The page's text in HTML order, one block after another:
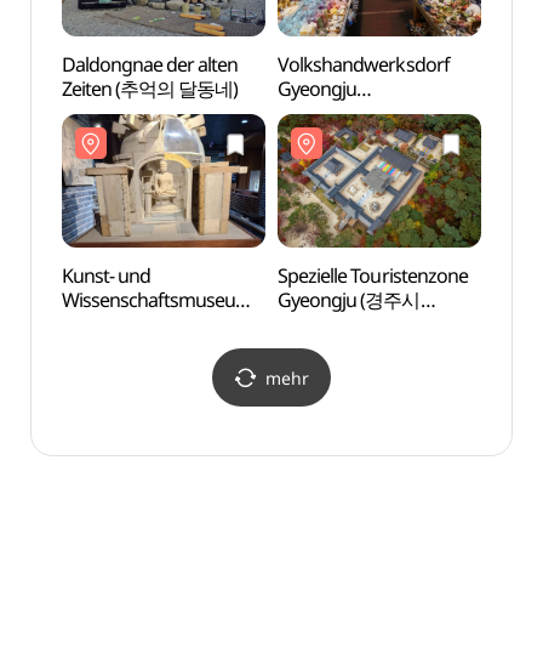
Daldongnae der alten
Zeiten (추억의 달동네)
Volkshandwerksdorf
Gyeongju
(경주민속공예촌)
Kunst- und
Wissenschaftsmuseum
Spezielle Touristenzone
Gyeongju (경주시
mehr